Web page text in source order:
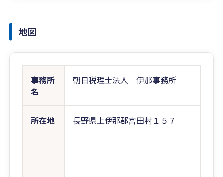
地図
事務所
名
朝日税理士法人 伊那事務所
所在地 長野県上伊那郡宮田村１５７